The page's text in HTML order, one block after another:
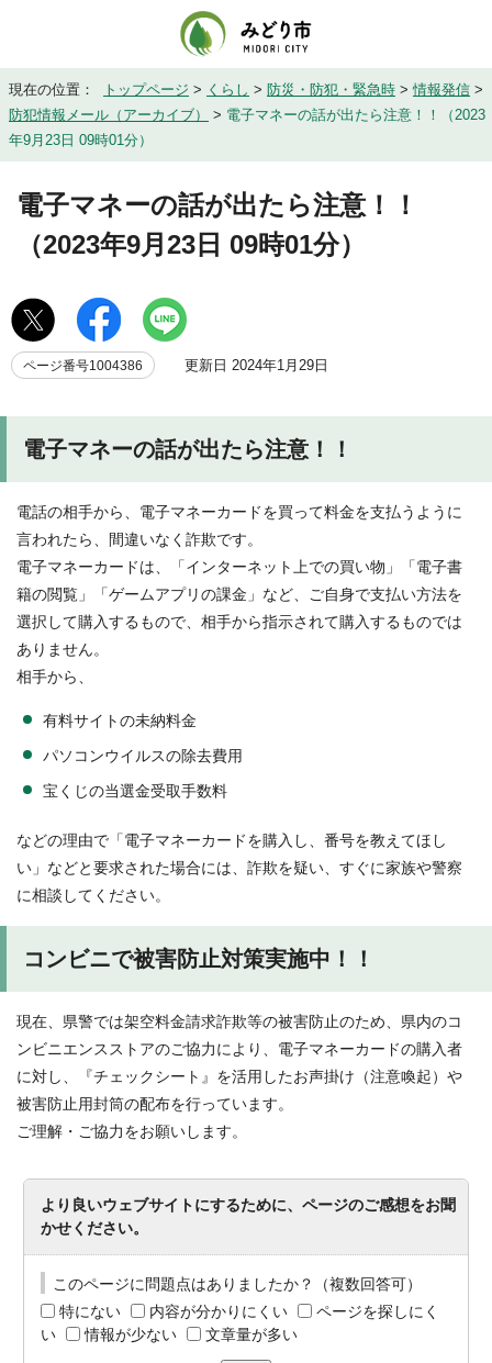
現在の位置： トップページ > くらし > 防災・防犯・緊急時 >情報発信 >
防犯情報メール（アーカイブ）
> 電子マネーの話が出たら注意！！（2023
年9月23日 09時01分）
電子マネーの話が出たら注意！！
（2023年9月23日 09時01分）
ページ番号1004386 更新日 2024年1月29日
電子マネーの話が出たら注意！！
電話の相手から、電子マネーカードを買って料金を支払うように
言われたら、間違いなく詐欺です。
電子マネーカードは、「インターネット上での買い物」「電子書
籍の閲覧」「ゲームアプリの課金」など、ご自身で支払い方法を
選択して購入するもので、相手から指示されて購入するものでは
ありません。
相手から、
有料サイトの未納料金
パソコンウイルスの除去費用
宝くじの当選金受取手数料
などの理由で「電子マネーカードを購入し、番号を教えてほし
い」などと要求された場合には、詐欺を疑い、すぐに家族や警察
に相談してください。
コンビニで被害防止対策実施中！！
現在、県警では架空料金請求詐欺等の被害防止のため、県内のコ
ンビニエンスストアのご協力により、電子マネーカードの購入者
に対し、『チェックシート』を活用したお声掛け（注意喚起）や
被害防止用封筒の配布を行っています。
ご理解・ご協力をお願いします。
より良いウェブサイトにするために、ページのご感想をお聞
かせください。
このページに問題点はありましたか？（複数回答可）
特にない
内容が分かりにくい
ページを探しにく
い
情報が少ない 文章量が多い